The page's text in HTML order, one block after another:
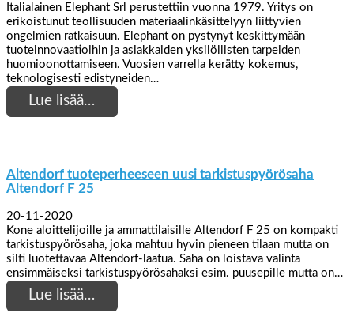
Italialainen Elephant Srl perustettiin vuonna 1979. Yritys on
erikoistunut teollisuuden materiaalinkäsittelyyn liittyvien
ongelmien ratkaisuun. Elephant on pystynyt keskittymään
tuoteinnovaatioihin ja asiakkaiden yksilöllisten tarpeiden
huomioonottamiseen. Vuosien varrella kerätty kokemus,
teknologisesti edistyneiden…
Lue lisää…
Altendorf tuoteperheeseen uusi tarkistuspyörösaha
Altendorf F 25
20-11-2020
Kone aloittelijoille ja ammattilaisille Altendorf F 25 on kompakti
tarkistuspyörösaha, joka mahtuu hyvin pieneen tilaan mutta on
silti luotettavaa Altendorf-laatua. Saha on loistava valinta
ensimmäiseksi tarkistuspyörösahaksi esim. puusepille mutta on…
Lue lisää…